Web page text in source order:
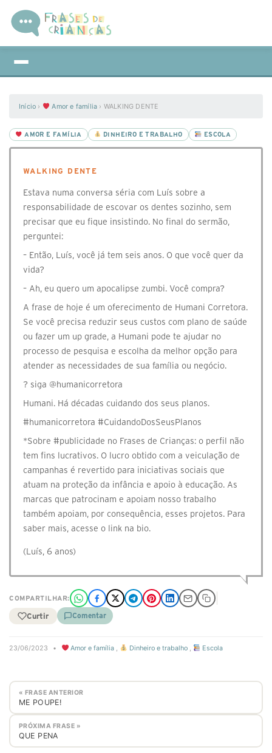
Início › Amor e família › WALKING DENTE
AMOR E FAMÍLIA DINHEIRO E TRABALHO ESCOLA
WALKING DENTE
⁣Estava numa conversa séria com Luís sobre a
responsabilidade de escovar os dentes sozinho, sem
precisar que eu fique insistindo. No final do sermão,
perguntei:
– Então, Luís, você já tem seis anos. O que você quer da
vida?
– Ah, eu quero um apocalipse zumbi. Você compra?
A frase de hoje é um oferecimento de Humani Corretora.
Se você precisa reduzir seus custos com plano de saúde
ou fazer um up grade, a Humani pode te ajudar no
processo de pesquisa e escolha da melhor opção para
atender as necessidades de sua família ou negócio.
? siga @‌humanicorretora
Humani. Há décadas cuidando dos seus planos.
#humanicorretora #CuidandoDosSeusPlanos
*Sobre #publicidade no Frases de Crianças: o perfil não
tem fins lucrativos. O lucro obtido com a veiculação de
campanhas é revertido para iniciativas sociais que
atuam na proteção da infância e apoio à educação. As
marcas que patrocinam e apoiam nosso trabalho
também apoiam, por consequência, esses projetos. Para
saber mais, acesse o link na bio.
(Luís, 6 anos)
COMPARTILHAR:
Curtir Comentar
23/06/2023 • Amor e família , Dinheiro e trabalho, Escola
« FRASE ANTERIOR
ME POUPE!
PRÓXIMA FRASE »
QUE PENA